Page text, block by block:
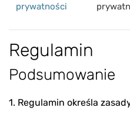
prywatności
Regulamin
Podsumowanie
1. Regulamin określa